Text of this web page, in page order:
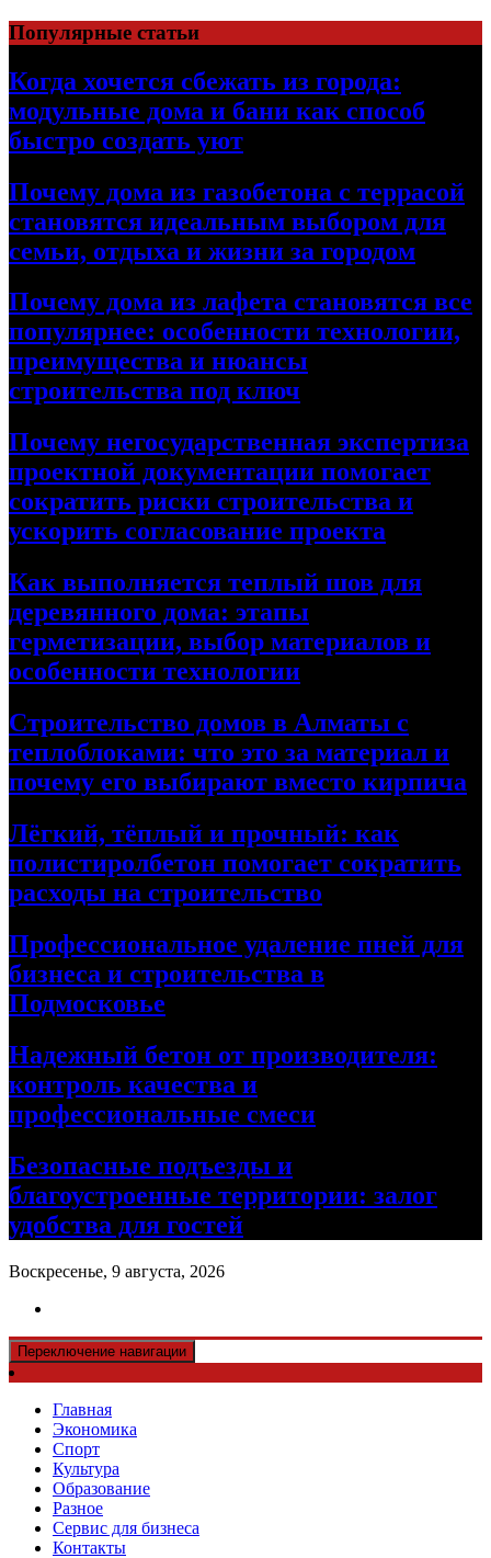
Перейти
к
содержимому
Популярные статьи
Когда хочется сбежать из города:
модульные дома и бани как способ
быстро создать уют
Почему дома из газобетона с террасой
становятся идеальным выбором для
семьи, отдыха и жизни за городом
Почему дома из лафета становятся все
популярнее: особенности технологии,
преимущества и нюансы
строительства под ключ
Почему негосударственная экспертиза
проектной документации помогает
сократить риски строительства и
ускорить согласование проекта
Как выполняется теплый шов для
деревянного дома: этапы
герметизации, выбор материалов и
особенности технологии
Строительство домов в Алматы с
теплоблоками: что это за материал и
почему его выбирают вместо кирпича
Лёгкий, тёплый и прочный: как
полистиролбетон помогает сократить
расходы на строительство
Профессиональное удаление пней для
бизнеса и строительства в
Подмосковье
Надежный бетон от производителя:
контроль качества и
профессиональные смеси
Безопасные подъезды и
благоустроенные территории: залог
удобства для гостей
Воскресенье, 9 августа, 2026
Переключение навигации
Главная
Экономика
Спорт
Культура
Образование
Разное
Сервис для бизнеса
Контакты